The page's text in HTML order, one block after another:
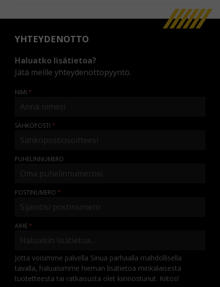
YHTEYDENOTTO
Haluatko lisätietoa?
Jätä meille yhteydenottopyyntö.
NIMI
SÄHKÖPOSTI
PUHELINNUMERO
POSTINUMERO
AIHE
Jotta voisimme palvella Sinua parhaalla mahdollisella
tavalla, haluaisimme hieman lisätietoa minkälaisesta
tuotetteesta tai ratkaisusta olet kiinnostunut. Kiitos!
KOMMENTTI